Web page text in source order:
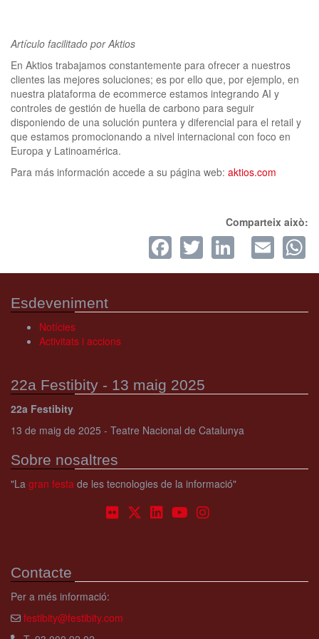
Artículo facilitado por Aktios
En Aktios trabajamos constantemente para ofrecer a nuestros
clientes las mejores soluciones; es por ello que, por ejemplo, en
nuestra plataforma de ecommerce estamos integrando AI y
controles de gestión de huella de carbono para seguir
disponiendo de una solución puntera y diferencial para el retail y
que estamos promocionando a nivel internacional con foco en
Europa y Latinoamérica.
Para más información accede a su página web: aktios.com
Comparteix això:
Facebook
Twitter
Esdeveniment
Notícies
Activitats i accions
22a Festibity - 13 maig 2025
22a Festibity
13 de maig de 2025 - Teatre Nacional de Catalunya
Sobre nosaltres
"La gran festa de les tecnologies de la informació"
Contacte
Per a més informació:
festibity@festibity.com